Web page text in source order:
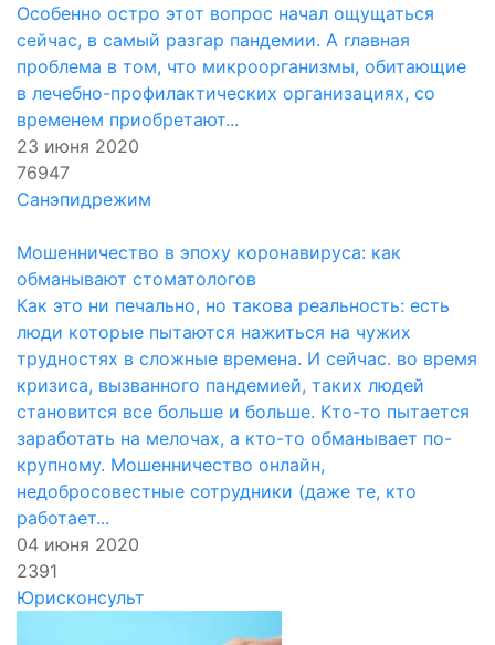
Особенно остро этот вопрос начал ощущаться
сейчас, в самый разгар пандемии. А главная
проблема в том, что микроорганизмы, обитающие
в лечебно-профилактических организациях, со
временем приобретают...
23 июня 2020
76947
Санэпидрежим
Мошенничество в эпоху коронавируса: как
обманывают стоматологов
Как это ни печально, но такова реальность: есть
люди которые пытаются нажиться на чужих
трудностях в сложные времена. И сейчас. во время
кризиса, вызванного пандемией, таких людей
становится все больше и больше. Кто-то пытается
заработать на мелочах, а кто-то обманывает по-
крупному. Мошенничество онлайн,
недобросовестные сотрудники (даже те, кто
работает...
04 июня 2020
2391
Юрисконсульт